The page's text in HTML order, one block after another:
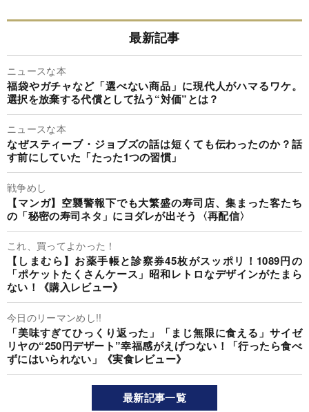
最新記事
ニュースな本
福袋やガチャなど「選べない商品」に現代人がハマるワケ。
選択を放棄する代償として払う“対価”とは？
ニュースな本
なぜスティーブ・ジョブズの話は短くても伝わったのか？話
す前にしていた「たった1つの習慣」
戦争めし
【マンガ】空襲警報下でも大繁盛の寿司店、集まった客たち
の「秘密の寿司ネタ」にヨダレが出そう〈再配信〉
これ、買ってよかった！
【しまむら】お薬手帳と診察券45枚がスッポリ！1089円の
「ポケットたくさんケース」昭和レトロなデザインがたまら
ない！《購入レビュー》
今日のリーマンめし!!
「美味すぎてひっくり返った」「まじ無限に食える」サイゼ
リヤの“250円デザート”幸福感がえげつない！「行ったら食べ
ずにはいられない」《実食レビュー》
最新記事一覧